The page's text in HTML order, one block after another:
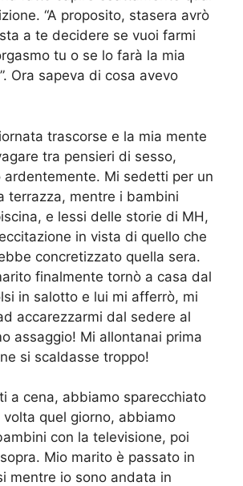
“A proposito, stasera avrò
a te decidere se vuoi farmi
tu o se lo farà la mia
Ora sapeva di cosa avevo
trascorse e la mia mente
tra pensieri di sesso,
ardentemente. Mi sedetti per un
terrazza, mentre i bambini
e lessi delle storie di MH,
in vista di quello che
concretizzato quella sera.
finalmente tornò a casa dal
in salotto e lui mi afferrò, mi
accarezzarmi dal sedere al
assaggio! Mi allontanai prima
si scaldasse troppo!
a cena, abbiamo sparecchiato
volta quel giorno, abbiamo
con la televisione, poi
Mio marito è passato in
mentre io sono andata in